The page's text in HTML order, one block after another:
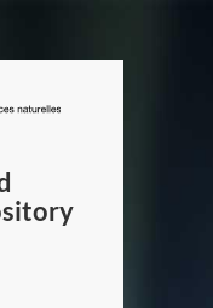
/
Canada